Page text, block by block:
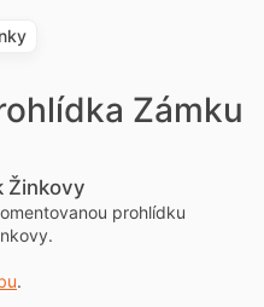
Zámku
Žinkovy
prohlídku
.